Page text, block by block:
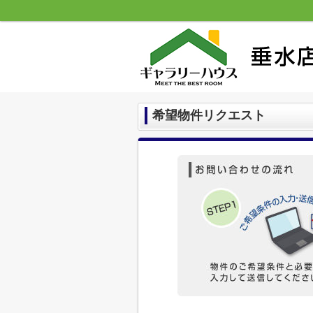
希望物件リクエスト